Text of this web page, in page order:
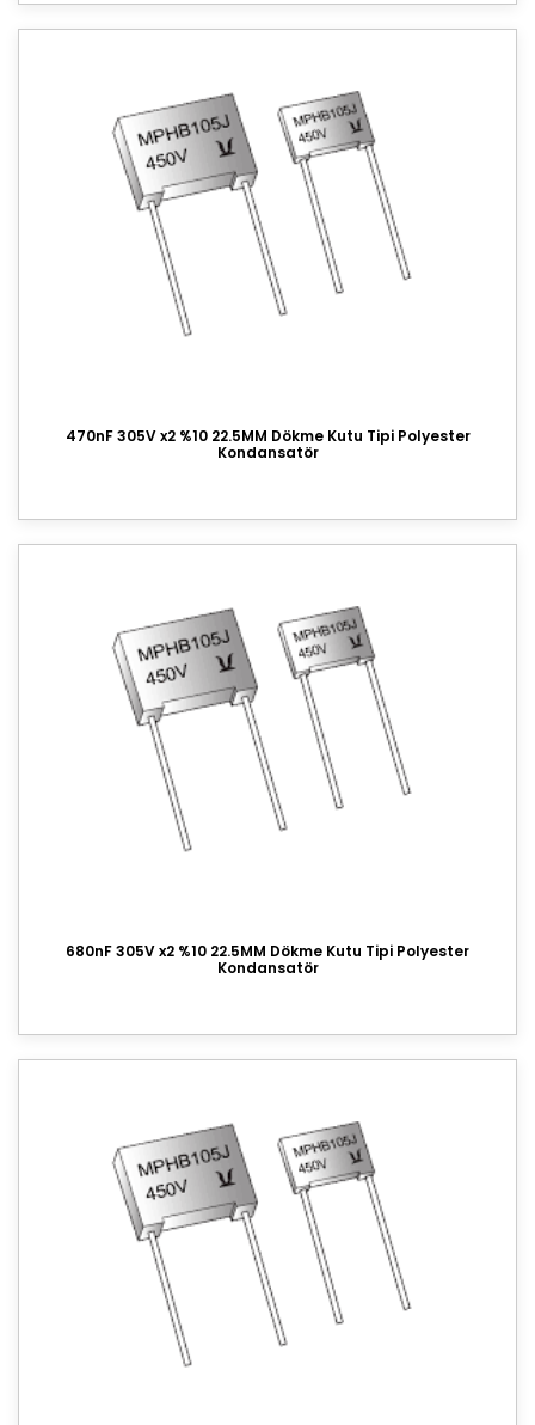
470nF 305V x2 %10 22.5MM Dökme Kutu Tipi Polyester
Kondansatör
680nF 305V x2 %10 22.5MM Dökme Kutu Tipi Polyester
Kondansatör